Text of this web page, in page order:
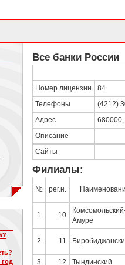
Все банки России
Номер лицензии 84
Телефоны (4212)
Адрес 680000,
Описание
Сайты
Филиалы:
№ рег.н.
1. 10
Амуре
2. 11
3. 12 Тындинский